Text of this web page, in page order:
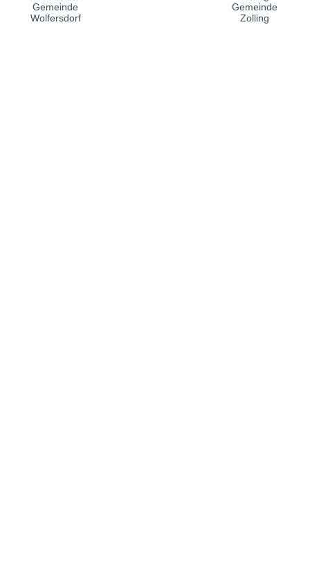
Gemeinde
Wolfersdorf
Gemeinde
Zolling